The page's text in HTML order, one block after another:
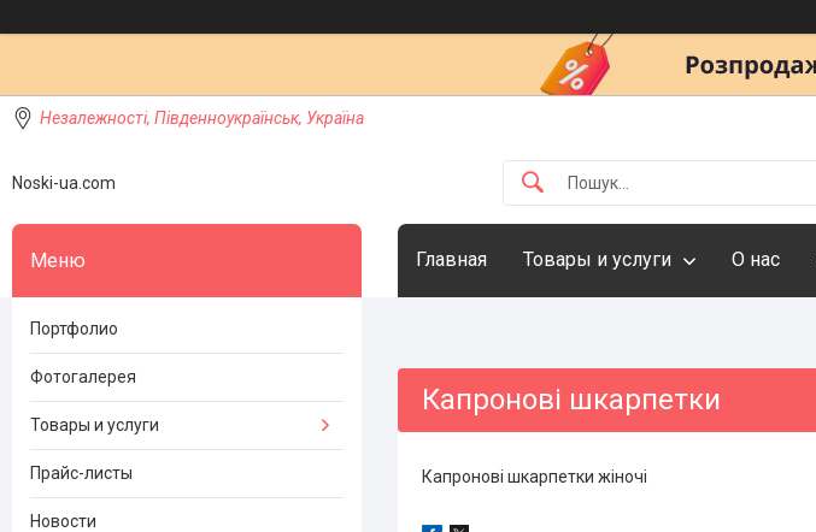
Незалежності, Південноукраїнськ, Україна
Noski-ua.com
Главная Товары и услуги О нас
Капронові шкарпетки
Капронові шкарпетки жіночі
Портфолио
Фотогалерея
Товары и услуги
Прайс-листы
Новости